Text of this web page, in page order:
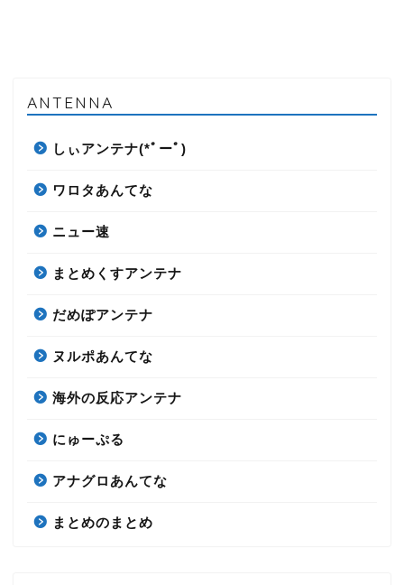
ANTENNA
しぃアンテナ(*ﾟーﾟ)
ワロタあんてな
ニュー速
まとめくすアンテナ
だめぽアンテナ
ヌルポあんてな
海外の反応アンテナ
にゅーぷる
アナグロあんてな
まとめのまとめ